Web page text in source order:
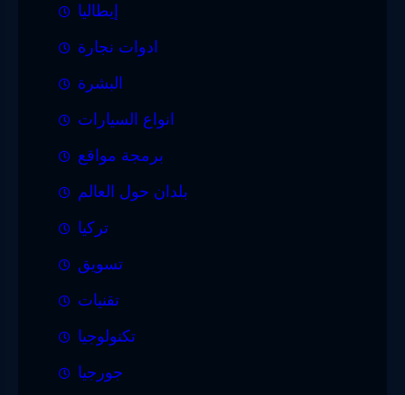
إيطاليا
ادوات نجارة
البشرة
انواع السيارات
برمجة مواقع
بلدان حول العالم
تركيا
تسويق
تقنيات
تكنولوجيا
جورجيا